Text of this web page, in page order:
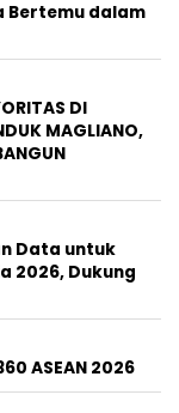
Bertemu dalam
DI
MAGLIANO,
Data untuk
2026, Dukung
ASEAN 2026